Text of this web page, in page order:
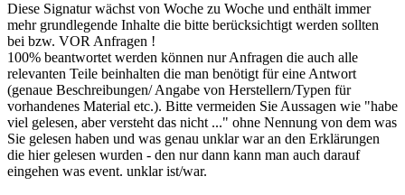
Diese Signatur wächst von Woche zu Woche und enthält immer
mehr grundlegende Inhalte die bitte berücksichtigt werden sollten
bei bzw. VOR Anfragen !
100% beantwortet werden können nur Anfragen die auch alle
relevanten Teile beinhalten die man benötigt für eine Antwort
(genaue Beschreibungen/ Angabe von Herstellern/Typen für
vorhandenes Material etc.). Bitte vermeiden Sie Aussagen wie "habe
viel gelesen, aber versteht das nicht ..." ohne Nennung von dem was
Sie gelesen haben und was genau unklar war an den Erklärungen
die hier gelesen wurden - den nur dann kann man auch darauf
eingehen was event. unklar ist/war.